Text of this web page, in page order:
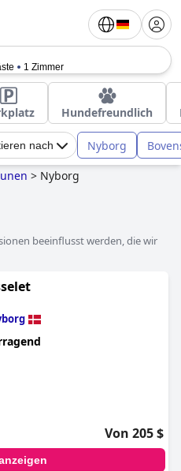
1 Zimmer
Hundefreundlich
nach Nyborg
> Nyborg
beeinflusst werden, die wir
Von 205 $